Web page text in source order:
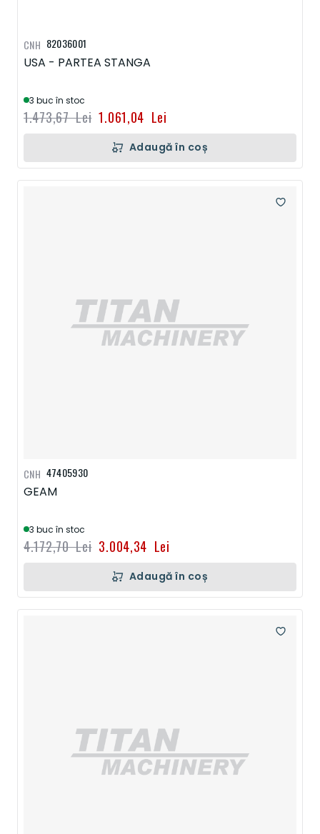
82036001
USA - PARTEA STANGA
3 buc în stoc
1.061,04 Lei
1.473,67 Lei
CNH
Adaugă în coș
47405930
GEAM
3 buc în stoc
3.004,34 Lei
4.172,70 Lei
CNH
Adaugă în coș